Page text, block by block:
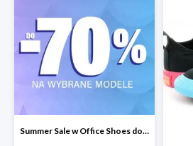
Summer Sale w Office Shoes do -70%